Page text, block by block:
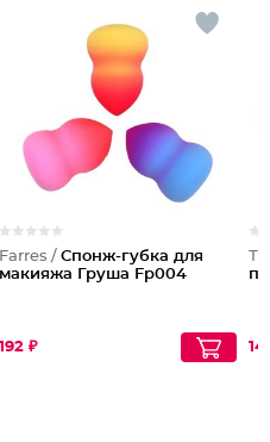
Farres / Cпонж-губка для
макияжа Груша Fp004
192 ₽